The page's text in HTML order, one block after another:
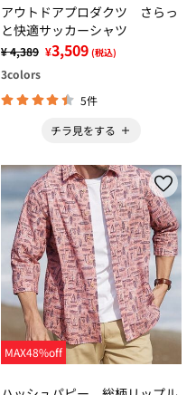
アウトドアプロダクツ さらっ
と快適サッカーシャツ
¥ 4,389 ¥3,509 (税込)
3colors
5件
チラ見をする
MAX48%off